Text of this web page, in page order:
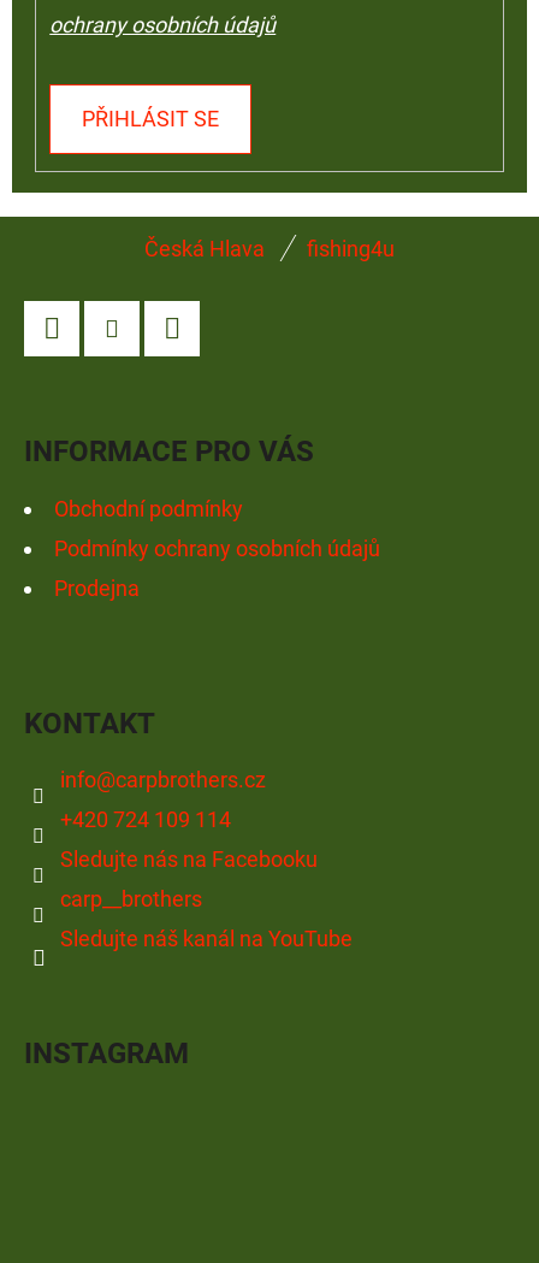
ochrany osobních údajů
PŘIHLÁSIT SE
Česká Hlava fishing4u
INFORMACE PRO VÁS
Obchodní podmínky
Podmínky ochrany osobních údajů
Prodejna
KONTAKT
info@carpbrothers.cz
+420 724 109 114
Sledujte nás na Facebooku
carp__brothers
Sledujte náš kanál na YouTube
INSTAGRAM